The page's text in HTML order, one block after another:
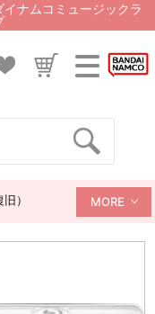
ナムコミュージックラ
） MORE